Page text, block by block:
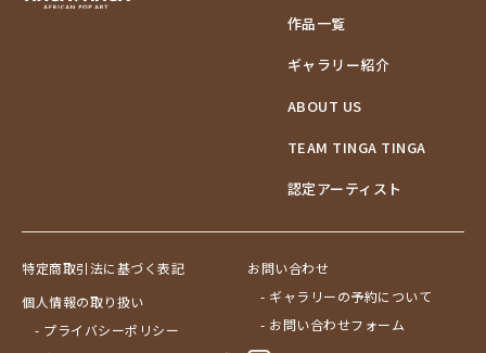
作品一覧
ギャラリー紹介
ABOUT US
TEAM TINGA TINGA
認定アーティスト
特定商取引法に基づく表記
個人情報の取り扱い
- プライバシーポリシー
お問い合わせ
- ギャラリーの予約について
- お問い合わせフォーム